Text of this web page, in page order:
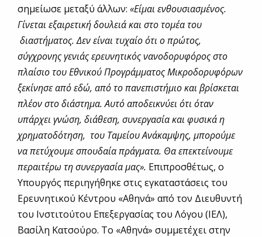
σημείωσε μεταξύ άλλων: «Είμαι ενθουσιασμένος.
Γίνεται εξαιρετική δουλειά και στο τομέα του
διαστήματος. Δεν είναι τυχαίο ότι oπρώτος,
σύγχρονης γενιάς ερευνητικός νανοδορυφόρος στο
πλαίσιο του Εθνικού Προγράμματος Μικροδορυφόρων
ξεκίνησε από εδώ, από το πανεπιστήμιο και βρίσκεται
πλέον στο διάστημα. Αυτό αποδεικνύει ότι όταν
υπάρχει γνώση, διάθεση, συνεργασία και φυσικά η
χρηματοδότηση, του Ταμείου Ανάκαμψης, μπορούμε
να πετύχουμε σπουδαία πράγματα. Θα επεκτείνουμε
περαιτέρω τη συνεργασία μας». Επιπροσθέτως, ο
Υπουργός περιηγήθηκε στις εγκαταστάσεις του
Ερευνητικού Κέντρου «Αθηνά» από τον Διευθυντή
του Ινστιτούτου Επεξεργασίας του Λόγου (ΙΕΛ),
Βασίλη Κατσούρο. To «Αθηνά» συμμετέχει στην